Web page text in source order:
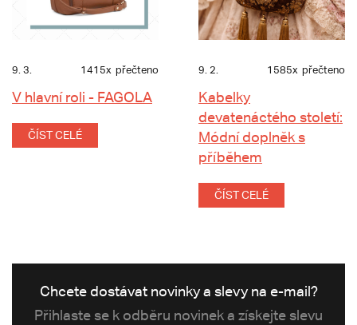
9. 3. 1415x přečteno
V hlavní roli - FAGOLA
ČÍST CELÉ
9. 2. 1585x přečteno
Kabelky
devatenáctého století:
Módní doplněk s
příběhem
ČÍST CELÉ
Chcete dostávat novinky a slevy na e-mail?
Přihlaste se k odběru novinek a získejte slevu